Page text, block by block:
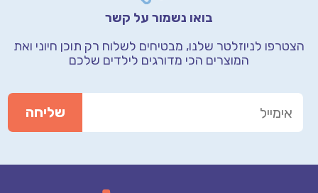
בואו נשמור על קשר
הצטרפו לניוזלטר שלנו, מבטיחים לשלוח רק תוכן חיוני ואת
המוצרים הכי מדורגים לילדים שלכם